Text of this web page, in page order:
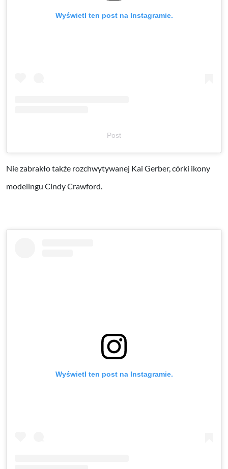
Wyświetl ten post na Instagramie.
Post
Nie zabrakło także rozchwytywanej Kai Gerber, córki ikony
modelingu Cindy Crawford.
Wyświetl ten post na Instagramie.